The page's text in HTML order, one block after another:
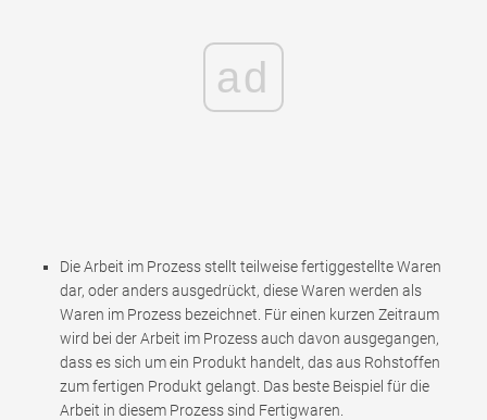
ad
Die Arbeit im Prozess stellt teilweise fertiggestellte Waren
dar, oder anders ausgedrückt, diese Waren werden als
Waren im Prozess bezeichnet. Für einen kurzen Zeitraum
wird bei der Arbeit im Prozess auch davon ausgegangen,
dass es sich um ein Produkt handelt, das aus Rohstoffen
zum fertigen Produkt gelangt. Das beste Beispiel für die
Arbeit in diesem Prozess sind Fertigwaren.